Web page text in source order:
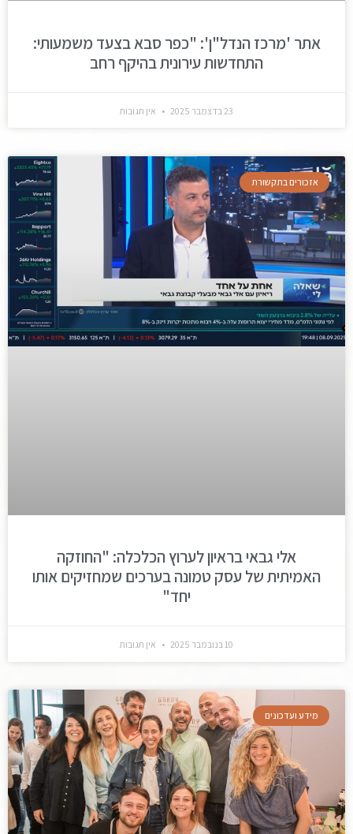
אתר 'מרכז הנדל"ן': "כפר סבא בצעד משמעותי:
התחדשות עירונית בהיקף רחב
23 בדצמבר 2025 אין תגובות
אזכורים בתקשורת
אלי גבאי בראיון לערוץ הכלכלה: "החוזקה
האמיתית של עסק טמונה בערכים שמחזיקים אותו
יחד"
10 בנובמבר 2025 אין תגובות
מידע ועדכונים